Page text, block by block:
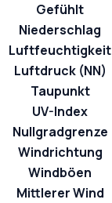
Gefühlt
Niederschlag
Luftfeuchtigkeit
Luftdruck (NN)
Taupunkt
UV-Index
Nullgradgrenze
Windrichtung
Windböen
Mittlerer Wind